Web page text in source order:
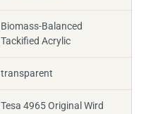
Biomass-Balanced
Tackified Acrylic
transparent
Tesa 4965 Original Wird